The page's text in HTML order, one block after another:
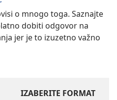
o mnogo toga. Saznajte
dobiti odgovor na
jer je to izuzetno važno
IZABERITE FORMAT